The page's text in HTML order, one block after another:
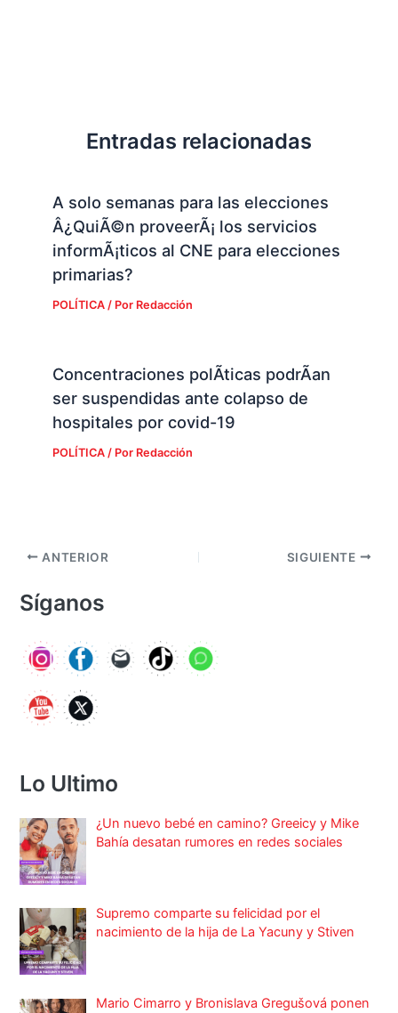
Entradas relacionadas
A solo semanas para las elecciones
Â¿QuiÃ©n proveerÃ¡ los servicios
informÃ¡ticos al CNE para elecciones
primarias?
POLÍTICA/ Por Redacción
Concentraciones polÃ­ticas podrÃ­an
ser suspendidas ante colapso de
hospitales por covid-19
POLÍTICA/ Por Redacción
ANTERIOR SIGUIENTE
Síganos
Lo Ultimo
¿Un nuevo bebé en camino? Greeicy y Mike
Bahía desatan rumores en redes sociales
Supremo comparte su felicidad por el
nacimiento de la hija de La Yacuny y Stiven
Mario Cimarro y Bronislava Gregušová ponen